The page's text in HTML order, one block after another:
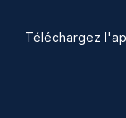
Téléchargez